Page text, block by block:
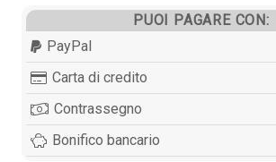
PUOI PAGARE CON:
PayPal
Carta di credito
Contrassegno
Bonifico bancario